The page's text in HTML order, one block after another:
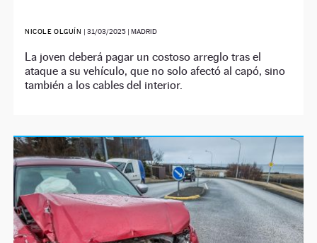
NICOLE OLGUÍN |31/03/2025 | MADRID
La joven deberá pagar un costoso arreglo tras el
ataque a su vehículo, que no solo afectó al capó, sino
también a los cables del interior.